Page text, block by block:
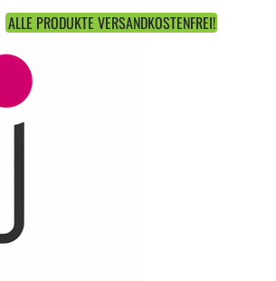
ALLE PRODUKTE VERSANDKOSTENFREI!